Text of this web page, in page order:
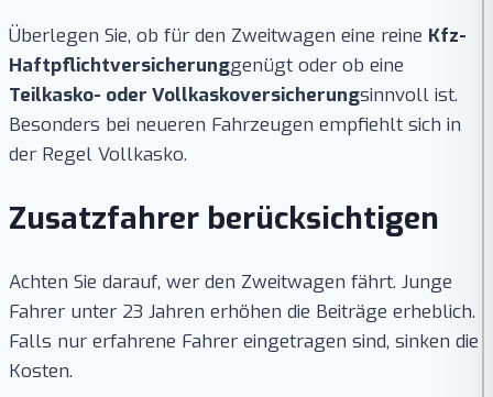
Überlegen Sie, ob für den Zweitwagen eine reine Kfz-
Haftpflichtversicherunggenügt oder ob eine
Teilkasko- oder Vollkaskoversicherungsinnvoll ist.
Besonders bei neueren Fahrzeugen empfiehlt sich in
der Regel Vollkasko.
Zusatzfahrer berücksichtigen
Achten Sie darauf, wer den Zweitwagen fährt. Junge
Fahrer unter 23 Jahren erhöhen die Beiträge erheblich.
Falls nur erfahrene Fahrer eingetragen sind, sinken die
Kosten.